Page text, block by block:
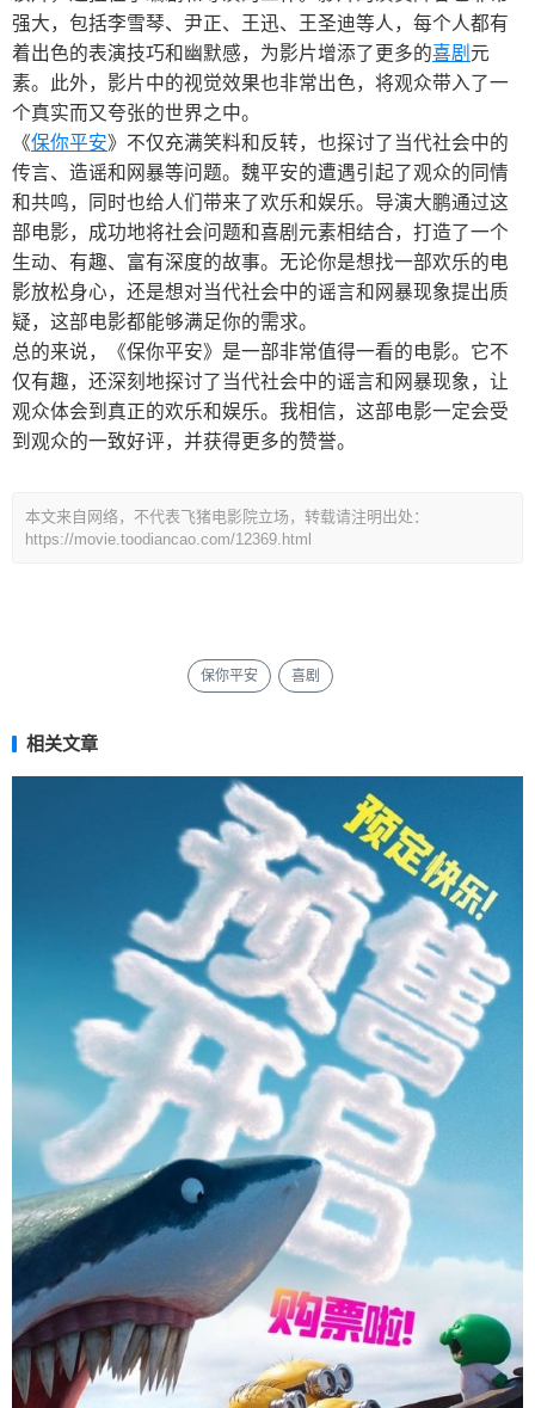
强大，包括李雪琴、尹正、王迅、王圣迪等人，每个人都有
着出色的表演技巧和幽默感，为影片增添了更多的喜剧 元
素。此外，影片中的视觉效果也非常出色，将观众带入了一
个真实而又夸张的世界之中。
《保你平安》不仅充满笑料和反转，也探讨了当代社会中的
传言、造谣和网暴等问题。魏平安的遭遇引起了观众的同情
和共鸣，同时也给人们带来了欢乐和娱乐。导演大鹏通过这
部电影，成功地将社会问题和喜剧元素相结合，打造了一个
生动、有趣、富有深度的故事。无论你是想找一部欢乐的电
影放松身心，还是想对当代社会中的谣言和网暴现象提出质
疑，这部电影都能够满足你的需求。
总的来说，《保你平安》是一部非常值得一看的电影。它不
仅有趣，还深刻地探讨了当代社会中的谣言和网暴现象，让
观众体会到真正的欢乐和娱乐。我相信，这部电影一定会受
到观众的一致好评，并获得更多的赞誉。
本文来自网络，不代表飞猪电影院立场，转载请注明出处：
https://movie.toodiancao.com/12369.html
保你平安 喜剧
相关文章